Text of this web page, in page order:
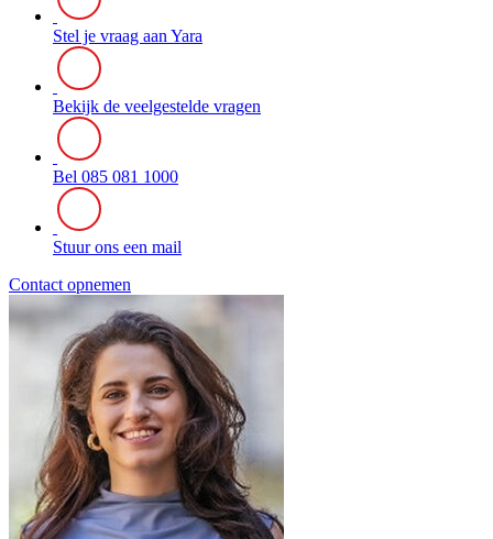
Stel je vraag aan Yara
Bekijk de veelgestelde vragen
Bel 085 081 1000
Stuur ons een mail
Contact opnemen